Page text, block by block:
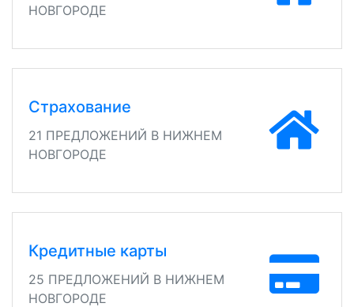
НОВГОРОДЕ
Страхование
21 ПРЕДЛОЖЕНИЙ В НИЖНЕМ
НОВГОРОДЕ
Кредитные карты
25 ПРЕДЛОЖЕНИЙ В НИЖНЕМ
НОВГОРОДЕ